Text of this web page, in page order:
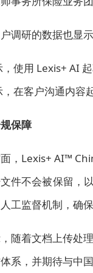
调研的数据也显示
使用 Lexis+ AI
在客户沟通内容
保障
，Lexis+ AI™
件不会被保留，
工监督机制，确
随着文档上传处
系，并期待与中